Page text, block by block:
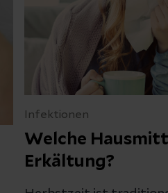
Infektionen
Welche
Erkältung?